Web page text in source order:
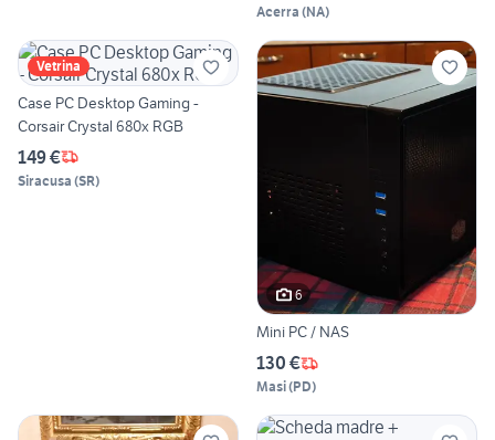
Acerra (NA)
Vetrina
Case PC Desktop Gaming -
Corsair Crystal 680x RGB
149 €
Siracusa (SR)
6
Mini PC / NAS
130 €
Masi(PD)